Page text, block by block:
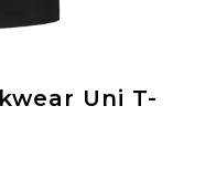
Uni T-